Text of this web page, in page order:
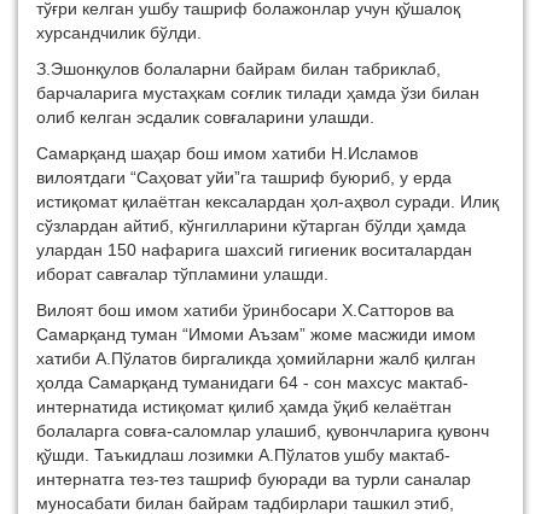
тўғри келган ушбу ташриф болажонлар учун қўшалоқ
хурсандчилик бўлди.
З.Эшонқулов болаларни байрам билан табриклаб,
барчаларига мустаҳкам соғлик тилади ҳамда ўзи билан
олиб келган эсдалик совғаларини улашди.
Самарқанд шаҳар бош имом хатиби Н.Исламов
вилоятдаги “Саҳоват уйи”га ташриф буюриб, у ерда
истиқомат қилаётган кексалардан ҳол-аҳвол суради. Илиқ
сўзлардан айтиб, кўнгилларини кўтарган бўлди ҳамда
улардан 150 нафарига шахсий гигиеник воситалардан
иборат савғалар тўпламини улашди.
Вилоят бош имом хатиби ўринбосари Х.Сатторов ва
Самарқанд туман “Имоми Аъзам” жоме масжиди имом
хатиби А.Пўлатов биргаликда ҳомийларни жалб қилган
ҳолда Самарқанд туманидаги 64 - сон махсус мактаб-
интернатида истиқомат қилиб ҳамда ўқиб келаётган
болаларга совға-саломлар улашиб, қувончларига қувонч
қўшди. Таъкидлаш лозимки А.Пўлатов ушбу мактаб-
интернатга тез-тез ташриф буюради ва турли саналар
муносабати билан байрам тадбирлари ташкил этиб,